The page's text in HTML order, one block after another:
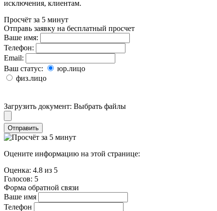
исключения, клиентам.
Просчёт за 5 минут
Отправь заявку на бесплатный просчет
Ваше имя:
Телефон:
Email:
Ваш статус:
юр.лицо
физ.лицо
Загрузить документ: Выбрать файлы
Отправить
Оцените информацию на этой странице:
Оценка: 4.8 из 5
Голосов: 5
Форма обратной связи
Ваше имя
Телефон